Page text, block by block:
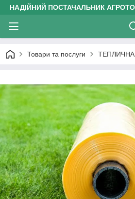
НАДІЙНИЙ ПОСТАЧАЛЬНИК
Товари та послуги